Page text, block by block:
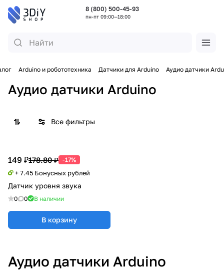
8 (800) 500-45-93
пн-пт 09:00—18:00
Arduino и робототехника Датчики для Arduino Аудио датчики
Аудио датчики Arduino
Все фильтры
149 ₽178.80 ₽ -17%
+ 7.45 Бонусных рублей
Датчик уровня звука
0 0 В наличии
В корзину
Аудио датчики Arduino